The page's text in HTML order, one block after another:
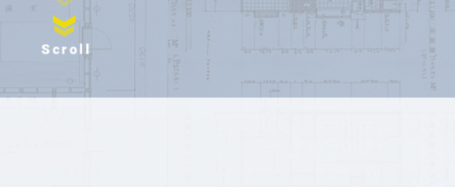
Scroll